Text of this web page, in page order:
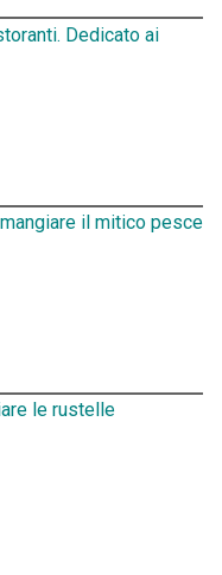
Dedicato ai
il mitico pesce
le rustelle